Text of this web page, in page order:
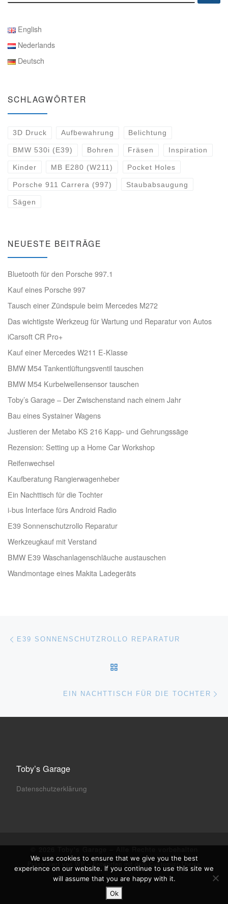
English
Nederlands
Deutsch
SCHLAGWÖRTER
3D Druck Aufbewahrung Belichtung
BMW 530i (E39) Bohren Fräsen Inspiration
Kinder MB E280 (W211) Pocket Holes
Porsche 911 Carrera (997) Staubabsaugung
Sägen
NEUESTE BEITRÄGE
Bluetooth für den Porsche 997.1
Kauf eines Porsche 997
Tausch einer Zündspule beim Mercedes M272
Das wichtigste Werkzeug für Wartung und Reparatur von Autos
iCarsoft CR Pro+
Kauf einer Mercedes W211 E-Klasse
BMW M54 Tankentlüftungsventil tauschen
BMW M54 Kurbelwellensensor tauschen
Toby’s Garage – Der Zwischenstand nach einem Jahr
Bau eines Systainer Wagens
Justieren der Metabo KS 216 Kapp- und Gehrungssäge
Rezension: Setting up a Home Car Workshop
Reifenwechsel
Kaufberatung Rangierwagenheber
Ein Nachttisch für die Tochter
i-bus Interface fürs Android Radio
E39 Sonnenschutzrollo Reparatur
Werkzeugkauf mit Verstand
BMW E39 Waschanlagenschläuche austauschen
Wandmontage eines Makita Ladegeräts
Beitragsnavigation
E39 SONNENSCHUTZROLLO REPARATUR
EIN NACHTTISCH FÜR DIE TOCHTER
Toby’s Garage
Datenschutzerklärung
Präsentiert von WP – Entworfen mit dem Customizr-Theme
We use cookies to ensure that we give you the best
experience on our website. If you continue to use this site we
will assume that you are happy with it.
Ok